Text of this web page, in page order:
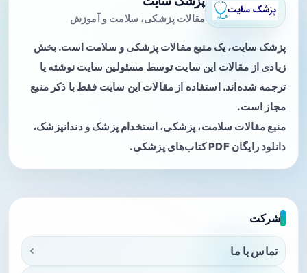
مقالات پزشکی، سلامت و آموزش
پزشک سایت، یک منبع مقالات پزشکی و سلامت است. بخش
زیادی از مقالات این سایت توسط مسئولین سایت نوشته یا
ترجمه شده‌اند. استفاده از مقالات این سایت فقط با ذکر منبع
مجاز است.
منبع مقالات سلامت، پزشکی، استخدام پزشک و دندانپزشک،
دانلود رایگان PDF کتاب‌های پزشکی.
شرکت
تماس با ما